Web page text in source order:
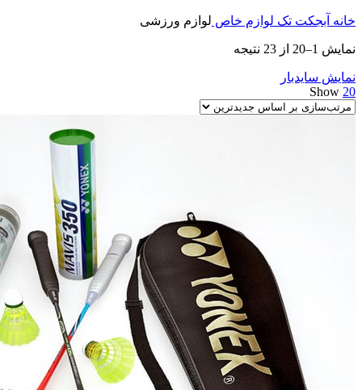
خانه آبجکت تک لوازم خاص لوازم ورزشی
نمایش 1–20 از 23 نتیجه
نمایش سایدبار
Show 20